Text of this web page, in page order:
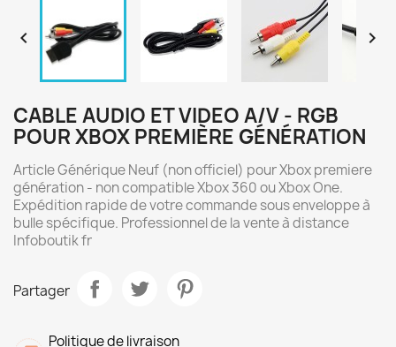
 
CABLE AUDIO ET VIDEO A/V - RGB
POUR XBOX PREMIÈRE GÉNÉRATION
Article Générique Neuf (non officiel) pour Xbox premiere
génération - non compatible Xbox 360 ou Xbox One.
Expédition rapide de votre commande sous enveloppe à
bulle spécifique. Professionnel de la vente à distance
Infoboutik fr
Partager
Politique de livraison